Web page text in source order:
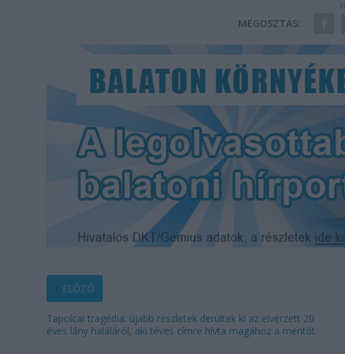
MEGOSZTÁS:
ELŐZŐ
Tapolcai tragédia: újabb részletek derültek ki az elvérzett 20
éves lány haláláról, aki téves címre hívta magához a mentőt